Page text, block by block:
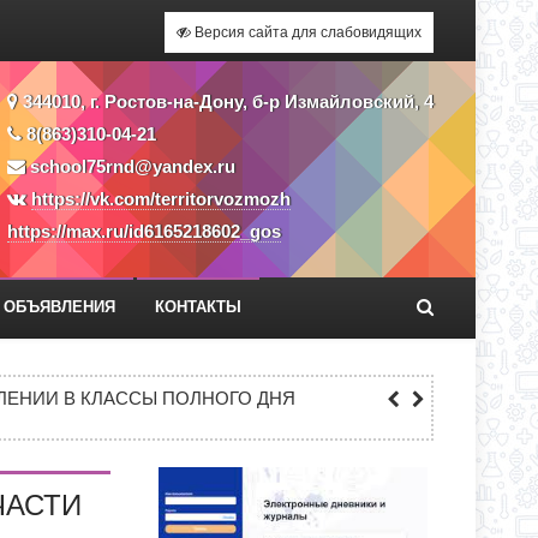
Версия сайта для слабовидящих
344010, г. Ростов-на-Дону, б-р Измайловский, 4
8(863)310-04-21
school75rnd@yandex.ru
https://vk.com/territorvozmozh
https://max.ru/id6165218602_gos
ОБЪЯВЛЕНИЯ КОНТАКТЫ
В КЛАССЫ ПОЛНОГО ДНЯ